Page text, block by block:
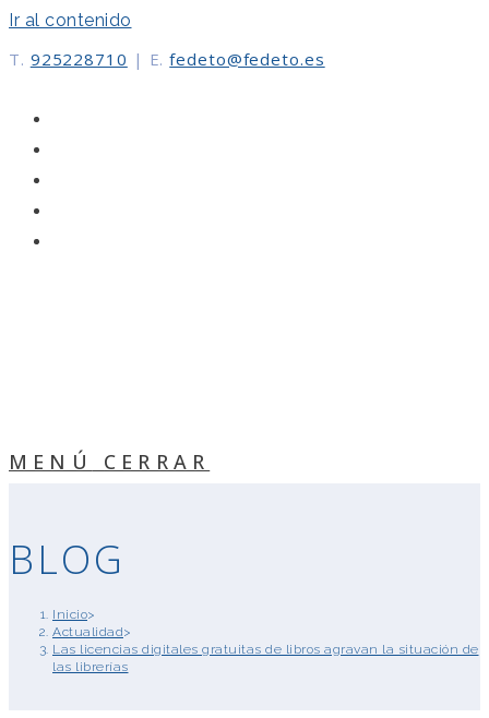
Ir al contenido
T. 925228710 | E. fedeto@fedeto.es
MENÚ CERRAR
BLOG
Inicio>
Actualidad>
Las licencias digitales gratuitas de libros agravan la situación de
las librerías